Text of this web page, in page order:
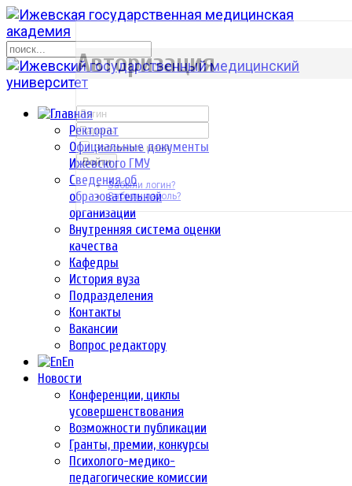
Ректорат
Официальные документы
Ижевского ГМУ
Сведения об
образовательной
организации
Внутренняя система оценки
качества
Кафедры
История вуза
Подразделения
Контакты
Вакансии
Вопрос редактору
En
Новости
Конференции, циклы
усовершенствования
Возможности публикации
Гранты, премии, конкурсы
Психолого-медико-
педагогические комиссии
р
Авторизация
Запомнить меня
Войти
Забыли логин?
Забыли пароль?